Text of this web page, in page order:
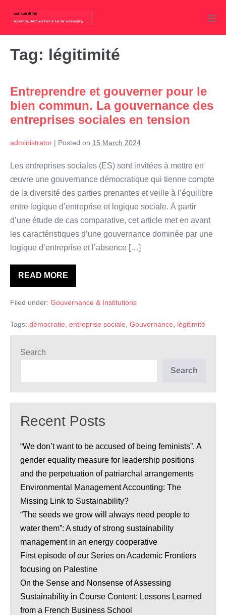
content
Tag: légitimité
Entreprendre et gouverner pour le
bien commun. La gouvernance des
entreprises sociales en tension
administrator | Posted on 15 March 2024
Les entreprises sociales (ES) sont invitées à mettre en
œuvre une gouvernance démocratique qui tienne compte
de la diversité des parties prenantes et veille à l’équilibre
entre logique d’entreprise et logique sociale. À partir
d’une étude de cas comparative, cet article met en avant
les caractéristiques d’une gouvernance dominée par une
logique d’entreprise et l’absence […]
READ MOREEntreprendre
et
pour
commun.
La
des
entreprises
tension
Filed under: Gouvernance & Institutions
Tags: démocratie, entreprise sociale, Gouvernance, légitimité
Search
Search
Recent Posts
“We don’t want to be accused of being feminists”. A
gender equality measure for leadership positions
and the perpetuation of patriarchal arrangements
Environmental Management Accounting: The
Missing Link to Sustainability?
“The seeds we grow will always need people to
water them”: A study of strong sustainability
management in an energy cooperative
First episode of our Series on Academic Frontiers
focusing on Palestine
On the Sense and Nonsense of Assessing
Sustainability in Course Content: Lessons Learned
from a French Business School